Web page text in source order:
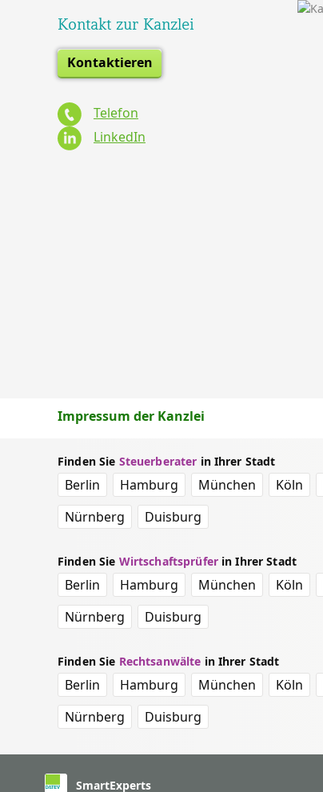
Kontakt zur Kanzlei
Kontaktieren
Telefon
LinkedIn
Impressum der Kanzlei
Finden Sie Steuerberater in Ihrer Stadt
Berlin Hamburg München Köln
Nürnberg
Duisburg
Finden Sie Wirtschaftsprüferin Ihrer Stadt
Berlin Hamburg München Köln
Nürnberg
Duisburg
Finden Sie Rechtsanwälte in Ihrer Stadt
Berlin Hamburg München Köln
Nürnberg
Duisburg
SmartExperts